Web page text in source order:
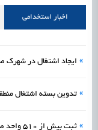
اشتغال و کارآفرینی
اخبار استخدامی
» ایجاد اشتغال در شهرک
» تدوین بسته اشتغال
» ثبت بیش از ۵۱۰ واحد صنعتی و ۲۵۸ واحد معدنی و رونق کسب و کار